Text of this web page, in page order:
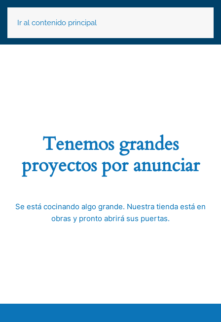
Ir al contenido principal
Tenemos grandes
proyectos por anunciar
Se está cocinando algo grande. Nuestra tienda está en
obras y pronto abrirá sus puertas.